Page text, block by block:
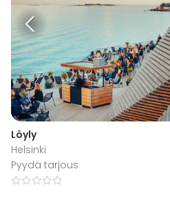
Löyly
Helsinki
Pyydä tarjous